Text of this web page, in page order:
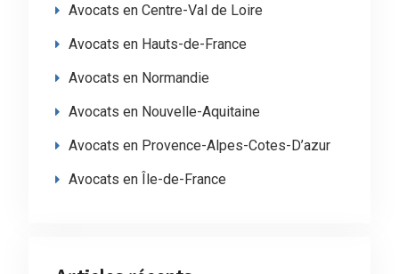
Avocats en Centre-Val de Loire
Avocats en Hauts-de-France
Avocats en Normandie
Avocats en Nouvelle-Aquitaine
Avocats en Provence-Alpes-Cotes-D’azur
Avocats en Île-de-France